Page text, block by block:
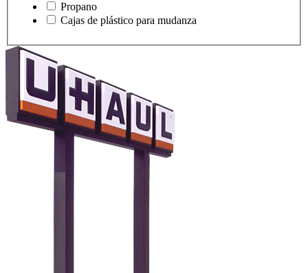
Propano
Cajas de plástico para mudanza